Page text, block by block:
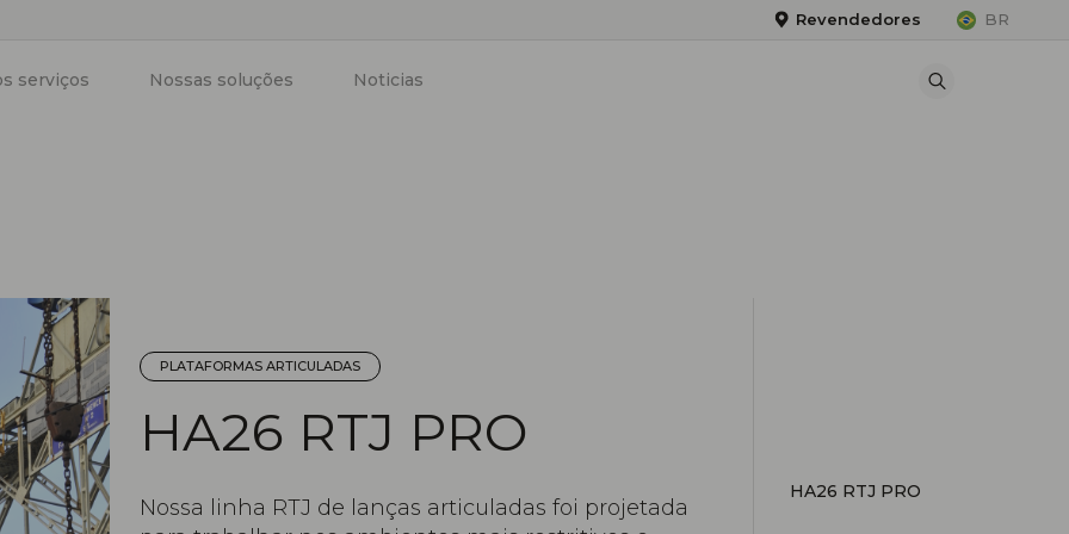
serviços Nossas soluções Noticias
Revendedores BR
PLATAFORMAS ARTICULADAS
HA26 RTJ PRO
Nossa linha RTJ de lanças articuladas foi projetada
HA26 RTJ PRO